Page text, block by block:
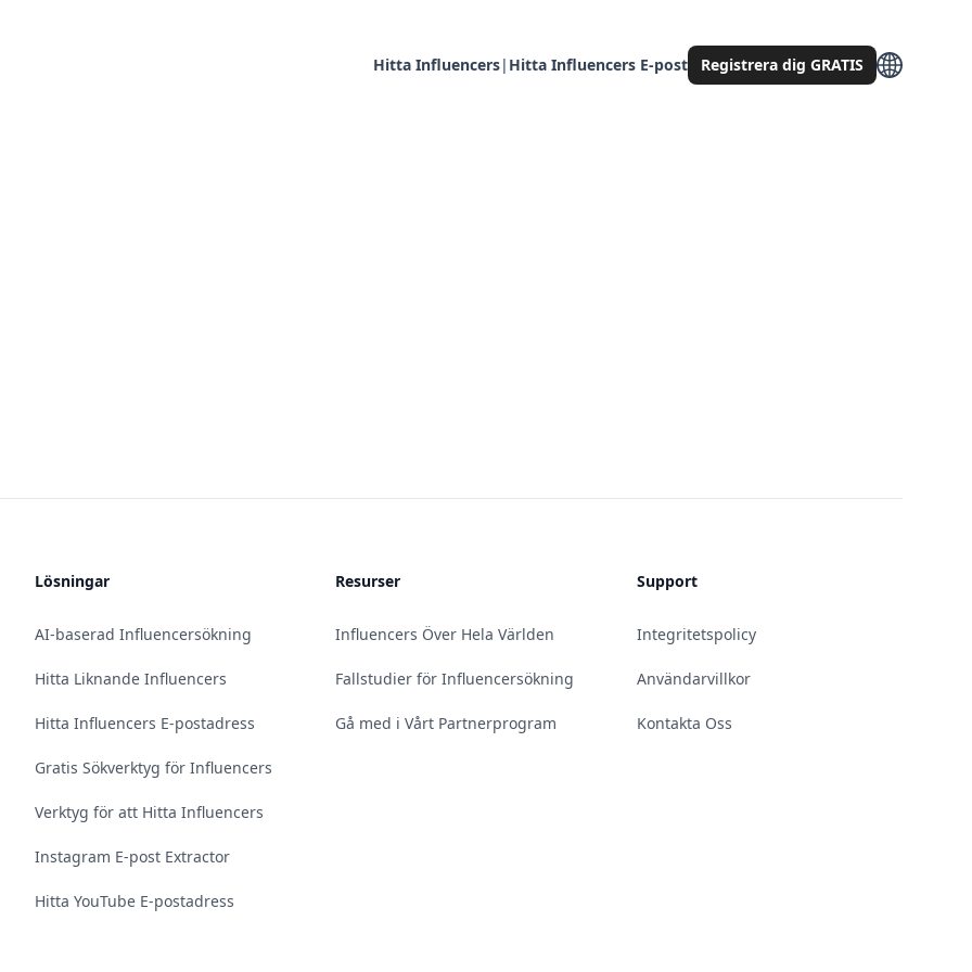
Hitta Influencers| Hitta Influencers E-post Registrera dig GRATIS
Lösningar
AI-baserad Influencersökning
Hitta Liknande Influencers
Hitta Influencers E-postadress
Gratis Sökverktyg för Influencers
Verktyg för att Hitta Influencers
Instagram E-post Extractor
Hitta YouTube E-postadress
Resurser
Influencers Över Hela Världen
Fallstudier för Influencersökning
Gå med i Vårt Partnerprogram
Support
Integritetspolicy
Användarvillkor
Kontakta Oss